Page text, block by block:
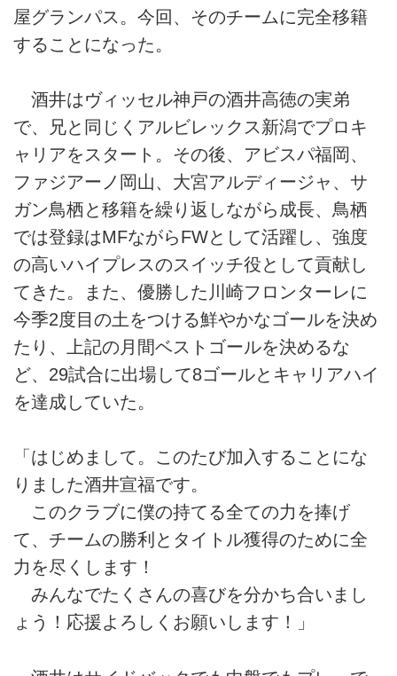
屋グランパス。今回、そのチームに完全移籍
することになった。
酒井はヴィッセル神戸の酒井高徳の実弟
で、兄と同じくアルビレックス新潟でプロキ
ャリアをスタート。その後、アビスパ福岡、
ファジアーノ岡山、大宮アルディージャ、サ
ガン鳥栖と移籍を繰り返しながら成長、鳥栖
では登録はMFながらFWとして活躍し、強度
の高いハイプレスのスイッチ役として貢献し
てきた。また、優勝した川崎フロンターレに
今季2度目の土をつける鮮やかなゴールを決め
たり、上記の月間ベストゴールを決めるな
ど、29試合に出場して8ゴールとキャリアハイ
を達成していた。
「はじめまして。このたび加入することにな
りました酒井宣福です。
このクラブに僕の持てる全ての力を捧げ
て、チームの勝利とタイトル獲得のために全
力を尽くします！
みんなでたくさんの喜びを分かち合いまし
ょう！応援よろしくお願いします！」